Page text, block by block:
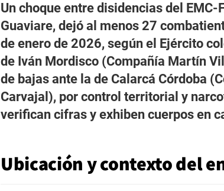
Un choque entre disidencias del EMC-
Guaviare, dejó al menos 27
de enero de 2026, según el Ejército
de Iván Mordisco (Compañía Martín
de bajas ante la de Calarcá Córdoba
Carvajal), por control territorial y
verifican cifras y exhiben cuerpos en
Ubicación y contexto del